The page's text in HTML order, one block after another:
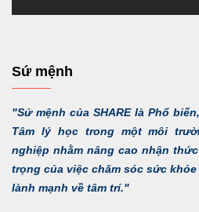
Sứ mệnh
"Sứ mệnh của SHARE là Phổ
Tâm lý học trong một môi
nghiệp nhằm nâng cao nhận
trọng của việc chăm sóc sức
lành mạnh về tâm trí."